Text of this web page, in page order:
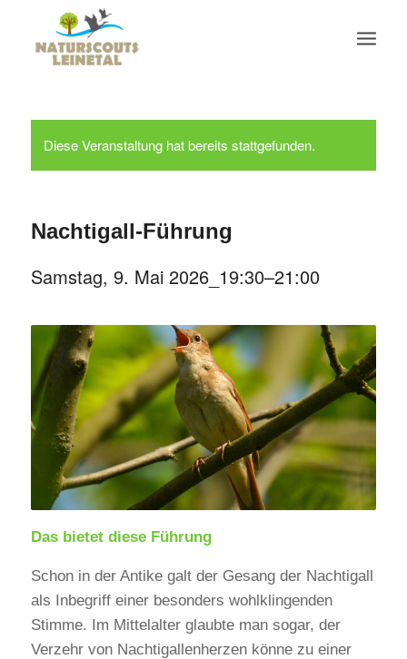
Diese Veranstaltung hat bereits stattgefunden.
Nachtigall-Führung
Samstag, 9. Mai 2026_19:30–21:00
Das bietet diese Führung
Schon in der Antike galt der Gesang der Nachtigall
als Inbegriff einer besonders wohlklingenden
Stimme. Im Mittelalter glaubte man sogar, der
Verzehr von Nachtigallenherzen könne zu einer